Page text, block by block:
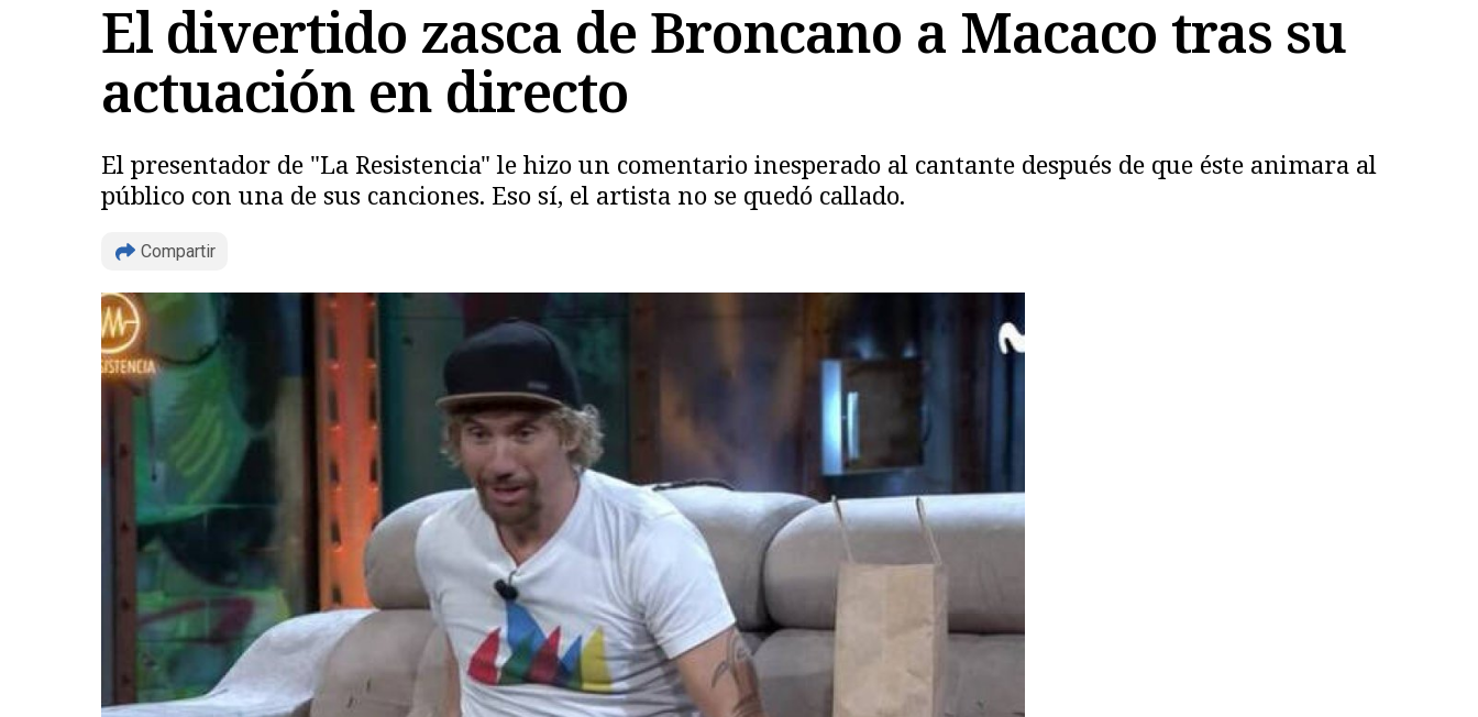
El divertido zasca de Broncano a Macaco tras su
actuación en directo
El presentador de "La Resistencia" le hizo un comentario inesperado al cantante después de que éste animara al
público con una de sus canciones. Eso sí, el artista no se quedó callado.
Compartir
Copiar